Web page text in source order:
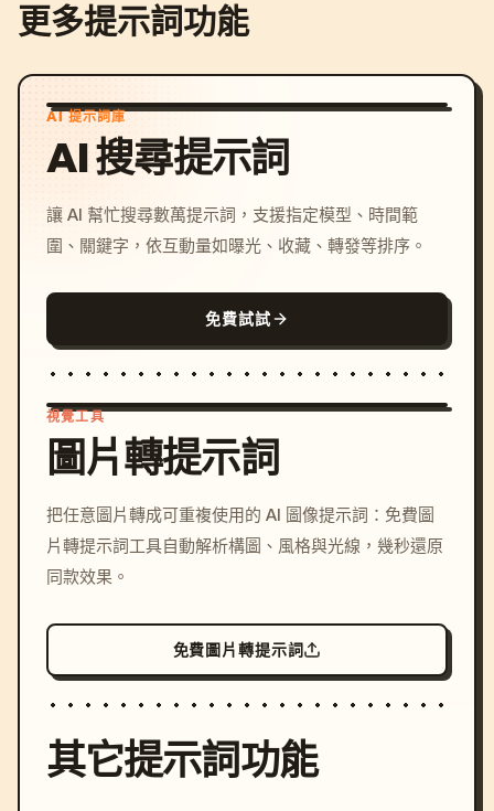
更多提示詞功能
AI 提示詞庫
AI 搜尋提示詞
讓 AI 幫忙搜尋數萬提示詞，支援指定模型、時間範
圍、關鍵字，依互動量如曝光、收藏、轉發等排序。
免費試試
c, cyberpunk sunset, neon
colors, 8k --v 6.0
視覺工具
圖片轉提示詞
把任意圖片轉成可重複使用的 AI 圖像提示詞：免費圖
片轉提示詞工具自動解析構圖、風格與光線，幾秒還原
同款效果。
免費圖片轉提示詞
其它提示詞功能